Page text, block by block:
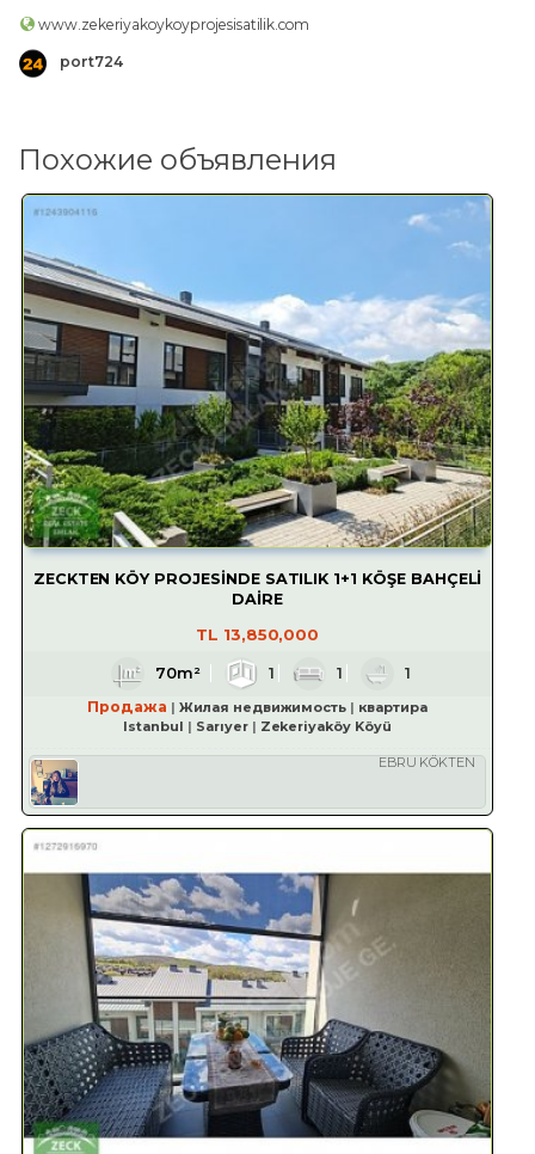
www.zekeriyakoykoyprojesisatilik.com
port724
Похожие объявления
ZECKTEN KÖY PROJESİNDE SATILIK 1+1 KÖŞE BAHÇELİ
DAİRE
TL 13,850,000
70m² 1 1
1
Продажа
Жилая недвижимость
квартира
Istanbul
Sarıyer Zekeriyaköy Köyü
EBRU KÖKTEN